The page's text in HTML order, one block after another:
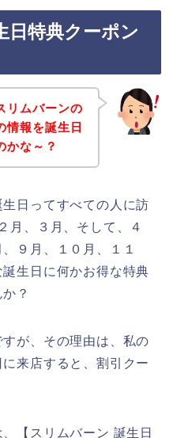
日特典クーポン
リムバーンの
情報を誕生日
かな～？
日ってすべての人に訪
月、３月、そして、４
９月、１０月、１１
生日に何かお得な特典
？
が、その理由は、私の
来店すると、割引クー
【スリムバーン 誕生日